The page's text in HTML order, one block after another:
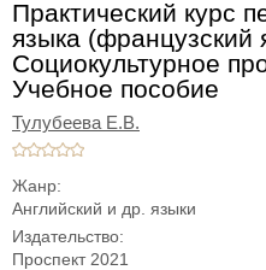
Практический курс
языка (французский
Социокультурное
Учебное пособие
Тулубеева Е.В.
Жанр:
Английский и др. языки
Издательство:
Проспект 2021